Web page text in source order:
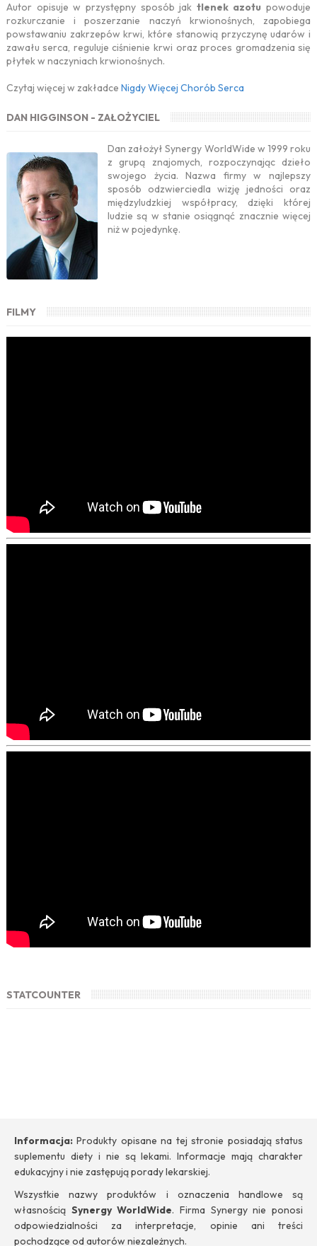
Autor opisuje w przystępny sposób jak tlenek azotu powoduje
rozkurczanie i poszerzanie naczyń krwionośnych, zapobiega
powstawaniu zakrzepów krwi, które stanowią przyczynę udarów i
zawału serca, reguluje ciśnienie krwi oraz proces gromadzenia się
płytek w naczyniach krwionośnych.
Czytaj więcej w zakładce Nigdy Więcej Chorób Serca
DAN HIGGINSON - ZAŁOŻYCIEL
Dan założył Synergy WorldWide w 1999 roku
z grupą znajomych, rozpoczynając dzieło
swojego życia. Nazwa firmy w najlepszy
sposób odzwierciedla wizję jedności oraz
międzyludzkiej współpracy, dzięki której
ludzie są w stanie osiągnąć znacznie więcej
niż w pojedynkę.
FILMY
STATCOUNTER
Informacja: Produkty opisane na tej stronie posiadają status
suplementu diety i nie są lekami. Informacje mają charakter
edukacyjny i nie zastępują porady lekarskiej.
Wszystkie nazwy produktów i oznaczenia handlowe są
własnością Synergy WorldWide. Firma Synergy nie ponosi
odpowiedzialności za interpretacje, opinie ani treści
pochodzące od autorów niezależnych.